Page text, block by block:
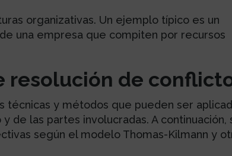
organizativas. Un ejemplo típico es un
una empresa que compiten por recursos
resolución de
técnicas y métodos que pueden ser
de las partes involucradas. A continuación,
según el modelo Thomas-Kilmann y